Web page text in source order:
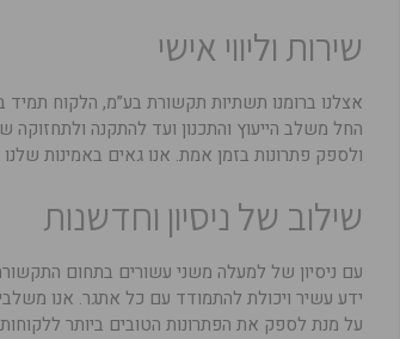
שירות וליווי אישי
אצלנו ברומנו תשתיות תקשורת בע”מ, הלקוח
החל משלב הייעוץ והתכנון ועד להתקנה
ולספק פתרונות בזמן אמת. אנו גאים באמינות שלנו
שילוב של ניסיון וחדשנות
עם ניסיון של למעלה משני עשורים בתחום
ידע עשיר ויכולת להתמודד עם כל אתגר. אנו
על מנת לספק את הפתרונות הטובים ביותר